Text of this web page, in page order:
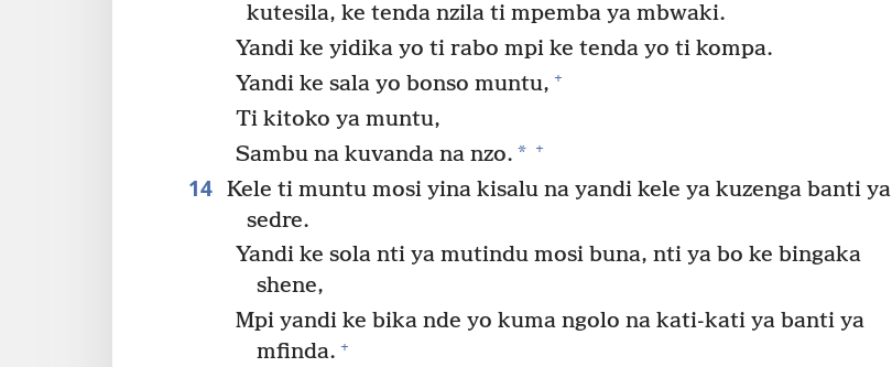
kutesila, ke tenda nzila ti mpemba ya mbwaki.
Yandi ke yidika yo ti rabo mpi ke tenda yo ti kompa.
Yandi ke sala yo bonso muntu, +
Ti kitoko ya muntu,
Sambu na kuvanda na nzo. * +
14 Kele ti muntu mosi yina kisalu na yandi kele ya kuzenga banti ya
sedre.
Yandi ke sola nti ya mutindu mosi buna, nti ya bo ke bingaka
shene,
Mpi yandi ke bika nde yo kuma ngolo na kati-kati ya banti ya
mfinda. +